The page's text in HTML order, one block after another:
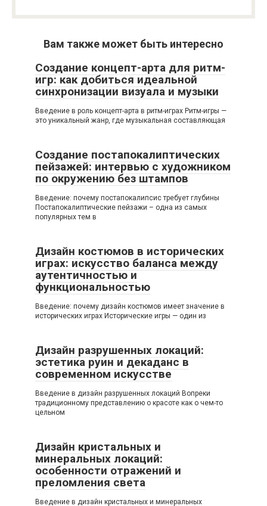
Вам также может быть интересно
Создание концепт-арта для ритм-
игр: как добиться идеальной
синхронизации визуала и музыки
Введение в роль концепт-арта в ритм-играх Ритм-игры —
это уникальный жанр, где музыкальная составляющая
Создание постапокалиптических
пейзажей: интервью с художником
по окружению без штампов
Введение: почему постапокалипсис требует глубины
Постапокалиптические пейзажи – одна из самых
популярных тем в
Дизайн костюмов в исторических
играх: искусство баланса между
аутентичностью и
функциональностью
Введение: почему дизайн костюмов имеет значение в
исторических играх Исторические игры — один из
Дизайн разрушенных локаций:
эстетика руин и декаданс в
современном искусстве
Введение в дизайн разрушенных локаций Вопреки
традиционному представлению о красоте как о чем-то
цельном
Дизайн кристальных и
минеральных локаций:
особенности отражений и
преломления света
Введение в дизайн кристальных и минеральных